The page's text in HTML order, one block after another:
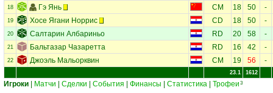
18 Гэ Янь CM 18 50 -
19 Хосе Ягани Норрис CD 18 50 -
20 Салтарин Албариньо RD 20 58 -
21 Бальтазар Чазаретта RD 16 42 -
22 Джоэль Мальорквин CM 19 56 -
23.1 1612
Игроки Матчи Сделки События Финансы Статистика Трофеи 3